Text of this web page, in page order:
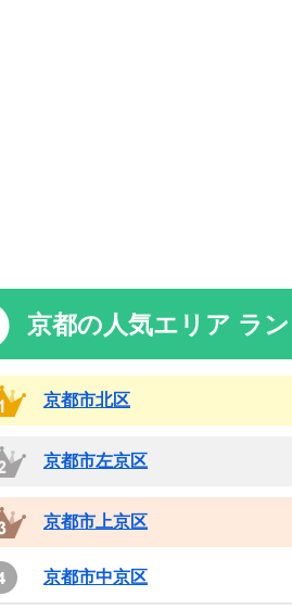
京都の人気エリア ラ
京都市北区
京都市左京区
京都市上京区
京都市中京区